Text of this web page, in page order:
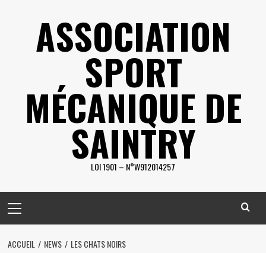
ASSOCIATION
SPORT
MÉCANIQUE DE
SAINTRY
LOI 1901 – N°W912014257
Menu
ACCUEIL NEWS LES CHATS NOIRS